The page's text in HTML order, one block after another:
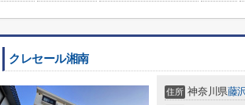
クレセール湘南
住所 神奈川県藤